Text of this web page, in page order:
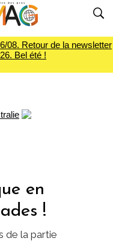
08. Retour de la newsletter
Bel été !
en
!
de la partie